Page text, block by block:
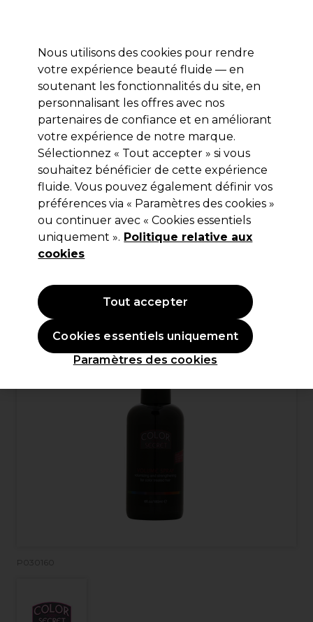
Se connecter
Marques Bons plans Coiffure Electro et Matériel
Livraison et délais
lire la suite
Color Secret
Color Secret Spray Volumisant
Cheveux Colorés 180ml
(0)
8,45 €14,09 €
P030160
Nous utilisons des cookies pour rendre
votre expérience beauté fluide — en
soutenant les fonctionnalités du site, en
personnalisant les offres avec nos
partenaires de confiance et en améliorant
votre expérience de notre marque.
Sélectionnez « Tout accepter » si vous
souhaitez bénéficier de cette expérience
fluide. Vous pouvez également définir vos
préférences via « Paramètres des cookies »
ou continuer avec « Cookies essentiels
uniquement ». Politique relative aux
cookies
Paramètres des cookies
Cookies essentiels uniquement
Tout accepter